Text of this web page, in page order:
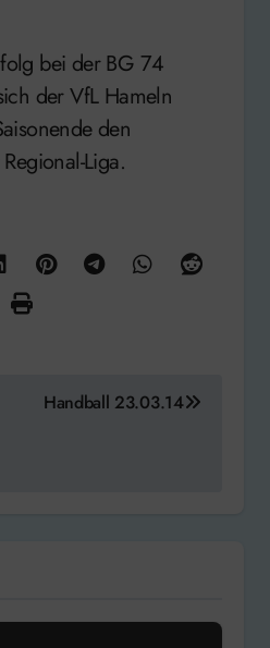
der VfL Hameln
den
Liga.
Handball 23.03.14